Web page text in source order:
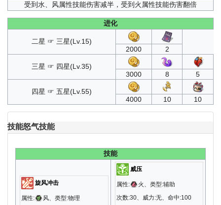
受到水、风属性技能伤害减半，受到火属性技能伤害翻倍
进化
二星 ☞ 三星(Lv.15)
2000
2
三星 ☞ 四星(Lv.35)
3000
8 5
四星 ☞ 五星(Lv.55)
4000
10 10
技能怒气技能
技能
旋风冲击
属性:
风、类型:物理
威压
属性:
火、类型:辅助
次数:30、威力:无、命中:100